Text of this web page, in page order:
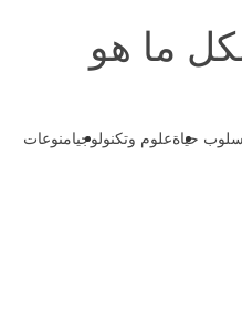
ما هو
حياةعلوم وتكنولوجيامنوعات